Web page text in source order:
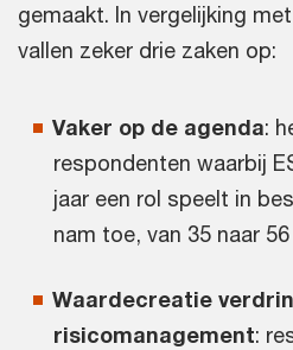
gemaakt. In vergelijking
vallen zeker drie zaken op:
Vaker op de agenda:
respondenten waarbij
jaar een rol speelt in
nam toe, van 35 naar
Waardecreatie
risicomanagement: